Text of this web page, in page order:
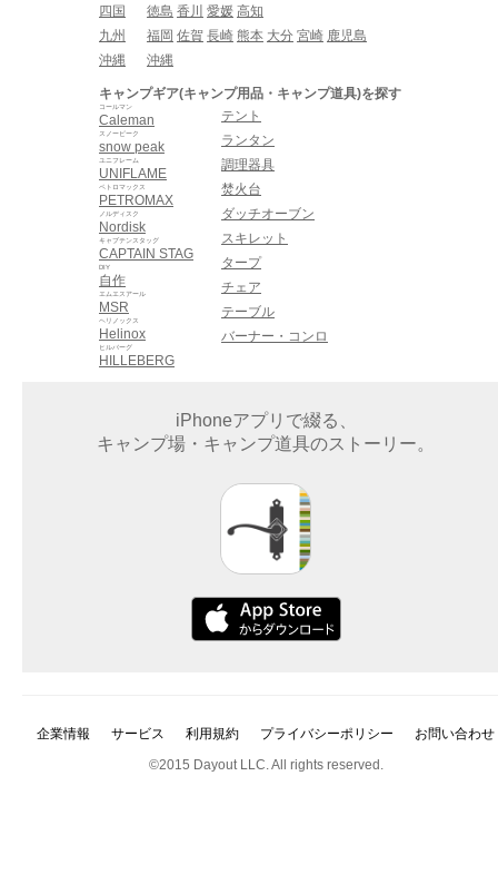
四国
徳島 香川 愛媛 高知
九州
福岡 佐賀 長崎 熊本 大分 宮崎 鹿児島
沖縄
沖縄
キャンプギア(キャンプ用品・キャンプ道具)を探す
Caleman
コールマン
snow peak
スノーピーク
UNIFLAME
ユニフレーム
PETROMAX
ペトロマックス
Nordisk
ノルディスク
CAPTAIN STAG
キャプテンスタッグ
自作
DIY
MSR
エムエスアール
Helinox
ヘリノックス
HILLEBERG
ヒルバーグ
テント
ランタン
調理器具
焚火台
ダッチオーブン
スキレット
タープ
チェア
テーブル
バーナー・コンロ
iPhoneアプリで綴る、
キャンプ場・キャンプ道具のストーリー。
企業情報 サービス 利用規約 プライバシーポリシー
お問い合わせ
©2015 Dayout LLC. All rights reserved.